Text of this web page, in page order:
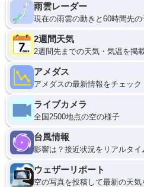
雨雲レーダー
現在の雨雲の動きと60時間先の
2週間天気
2週間先までの天気・気温を掲
アメダス
アメダスの最新情報をチェック
ライブカメラ
全国2500地点の空の様子
台風情報
影響は？接近状況をリアルタイ
ウェザーリポート
空の写真を投稿して最新の天気